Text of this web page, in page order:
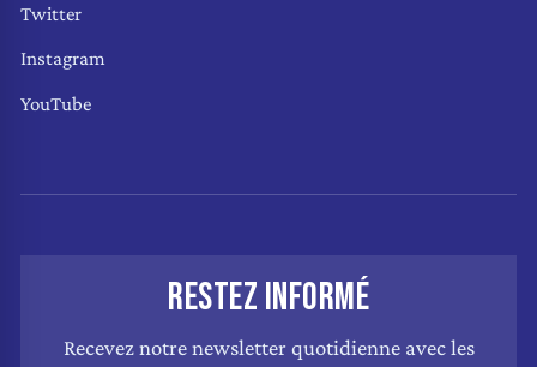
Twitter
Instagram
YouTube
RESTEZ INFORMÉ
Recevez notre newsletter quotidienne avec les